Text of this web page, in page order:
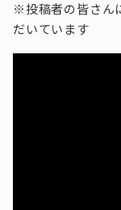
※投稿者の皆さん
だいています